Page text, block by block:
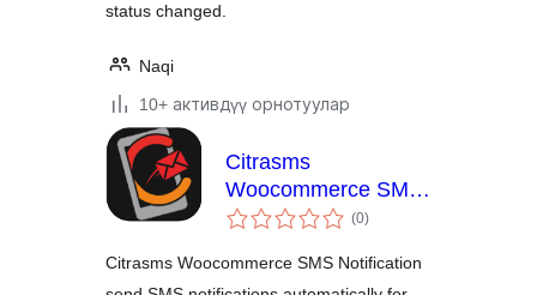
status changed.
Naqi
10+ активдүү орнотуулар
Citrasms
Woocommerce SMS
Notification
(0total
ratings
)
Citrasms Woocommerce SMS Notification